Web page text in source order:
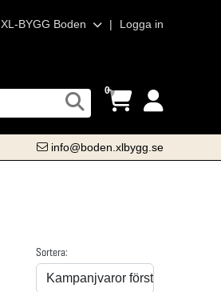
XL-BYGG Boden | Logga in
0
info@boden.xlbygg.se
Sortera: